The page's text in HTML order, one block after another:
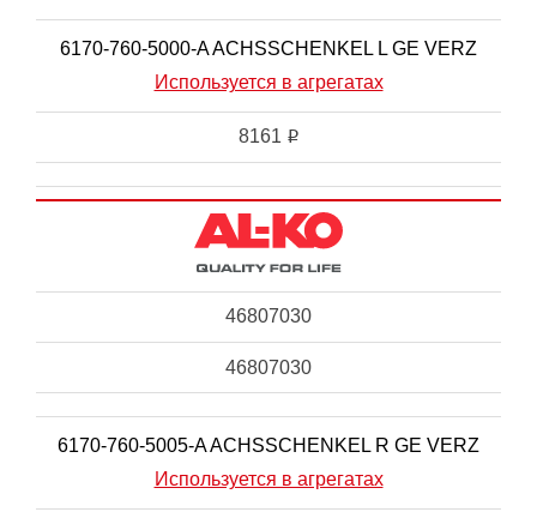
6170-760-5000-A ACHSSCHENKEL L GE VERZ
Используется в агрегатах
8161 i
46807030
46807030
6170-760-5005-A ACHSSCHENKEL R GE VERZ
Используется в агрегатах